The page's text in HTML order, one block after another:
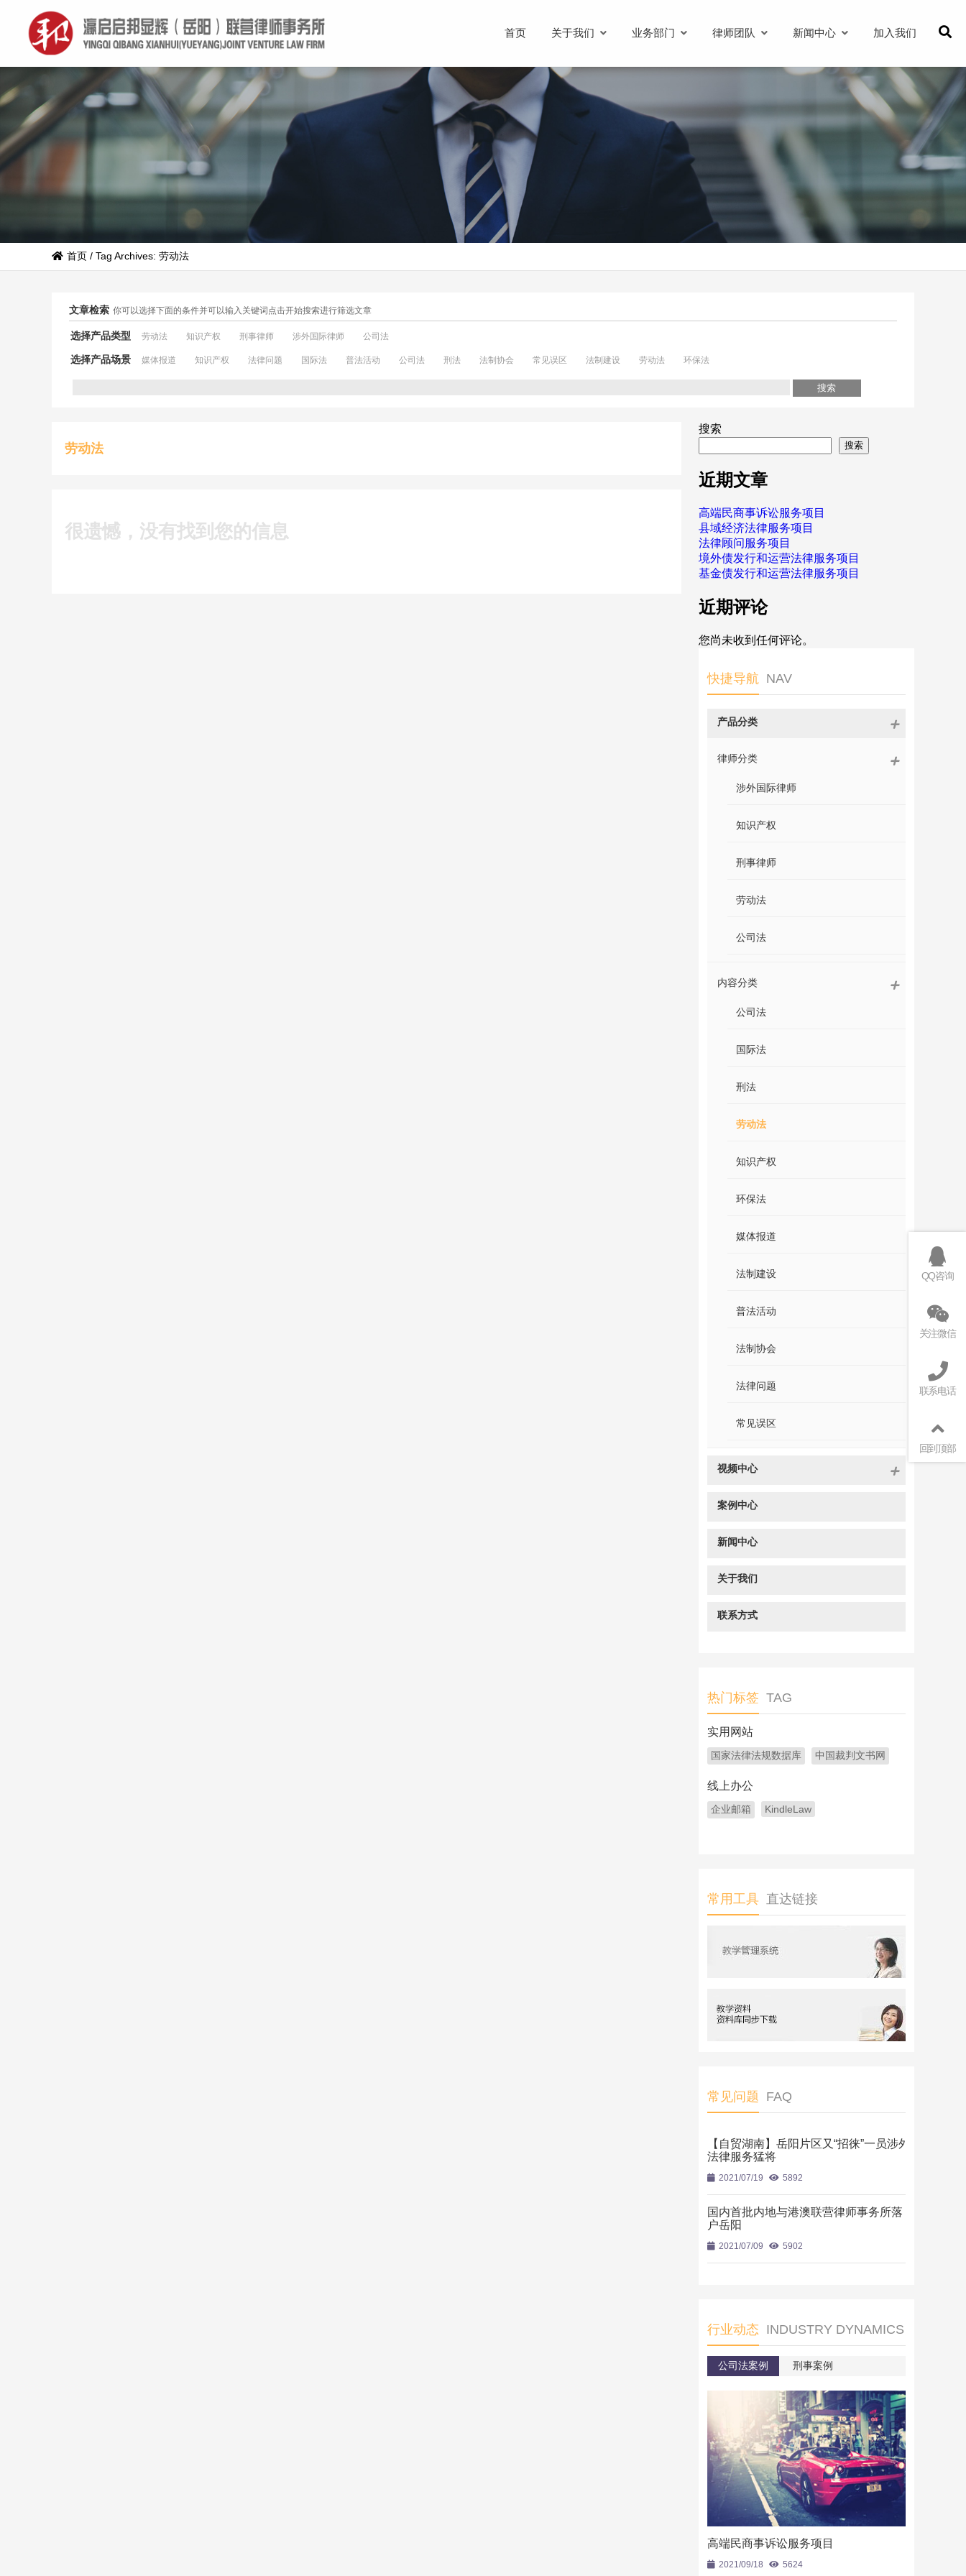
首页 关于我们 业务部门 律师团队 新闻中心 加入我们
首页 / Tag Archives: 劳动法
文章检索 你可以选择下面的条件并可以输入关键词点击开始搜索进行筛选文章
选择产品类型 劳动法 知识产权 刑事律师 涉外国际律师 公司法
选择产品场景 媒体报道 知识产权 法律问题 国际法 普法活动 公司法 刑法 法制协会 常见误区 法制建设 劳动法 环保法
劳动法
很遗憾，没有找到您的信息
搜索
搜索
近期文章
高端民商事诉讼服务项目
县域经济法律服务项目
法律顾问服务项目
境外债发行和运营法律服务项目
基金债发行和运营法律服务项目
近期评论
您尚未收到任何评论。
快捷导航 NAV
产品分类
律师分类
涉外国际律师
知识产权
刑事律师
劳动法
公司法
内容分类
公司法
国际法
刑法
劳动法
知识产权
环保法
媒体报道
法制建设
普法活动
法制协会
法律问题
常见误区
视频中心
案例中心
新闻中心
关于我们
联系方式
热门标签 TAG
实用网站
国家法律法规数据库 中国裁判文书网
线上办公
企业邮箱 KindleLaw
常用工具 直达链接
常见问题 FAQ
【自贸湖南】岳阳片区又“招徕”一员涉外
法律服务猛将
2021/07/19 5892
国内首批内地与港澳联营律师事务所落
户岳阳
2021/07/09 5902
行业动态 INDUSTRY DYNAMICS
公司法案例 刑事案例
高端民商事诉讼服务项目
2021/09/18 5624
QQ咨询
关注微信
联系电话
回到顶部